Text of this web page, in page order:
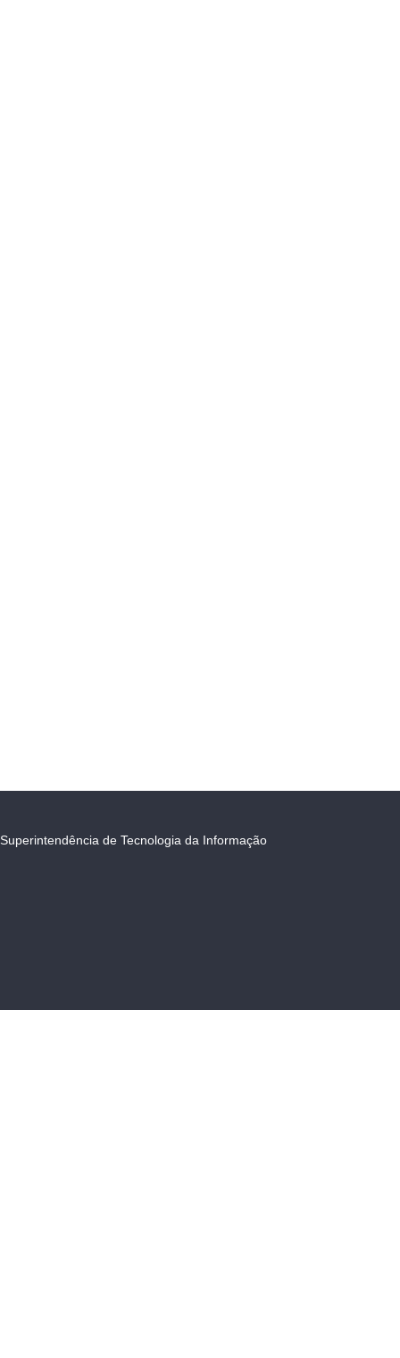
Superintendência de Tecnologia da Informação